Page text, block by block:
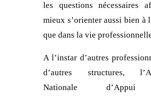
les questions nécessaires
mieux s’orienter aussi bien à
que dans la vie
A l’instar d’autres
d’autres structures,
Nationale